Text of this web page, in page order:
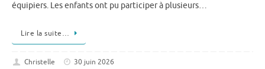
équipiers. Les enfants ont pu participer à plusieurs…
Lire la suite…
Christelle 30 juin 2026